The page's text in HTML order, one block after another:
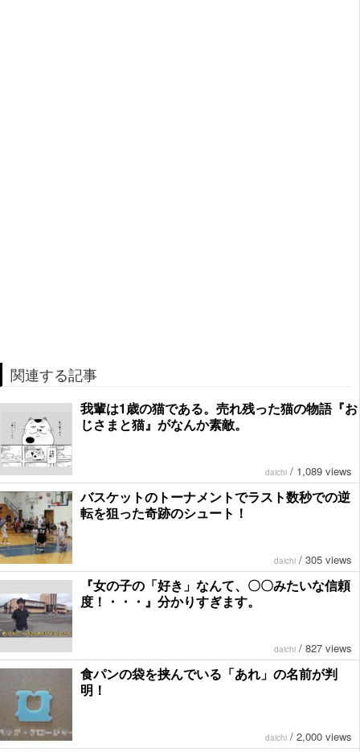
関連する記事
我輩は1歳の猫である。売れ残った猫の物語『お
じさまと猫』がなんか素敵。
daichi / 1,089 views
バスケットのトーナメントでラスト数秒での逆
転を狙った奇跡のシュート！
daichi / 305 views
『女の子の「好き」なんて、〇〇みたいな信頼
度！・・・』分かりすぎます。
daichi / 827 views
食パンの袋を挟んでいる「あれ」の名前が判
明！
daichi / 2,000 views